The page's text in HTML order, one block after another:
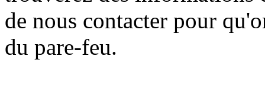
de nous contacter pour
du pare-feu.